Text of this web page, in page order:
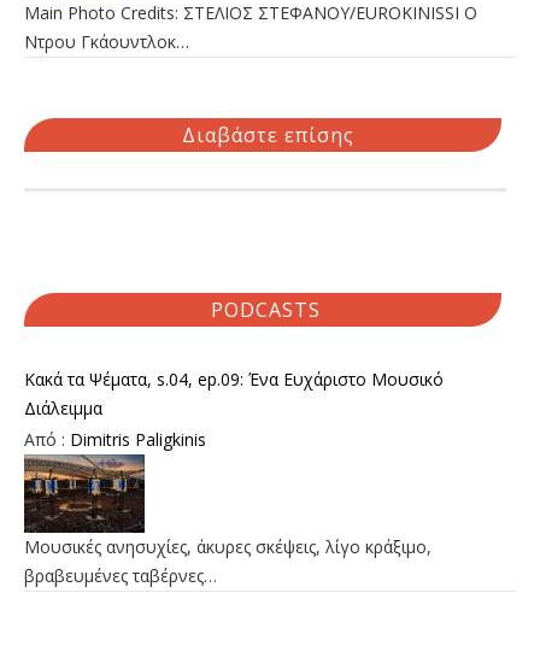
Main Photo Credits: ΣΤΕΛΙΟΣ ΣΤΕΦΑΝΟΥ/EUROKINISSI Ο
Ντρου Γκάουντλοκ…
Διαβάστε επίσης
PODCASTS
Κακά τα Ψέματα, s.04, ep.09: Ένα Ευχάριστο Μουσικό
Διάλειμμα
Από : Dimitris Paligkinis
Μουσικές ανησυχίες, άκυρες σκέψεις, λίγο κράξιμο,
βραβευμένες ταβέρνες…